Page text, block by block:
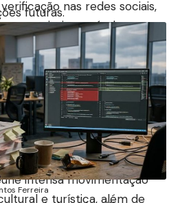
nas redes sociais,
a priorizar veículos
regional consolidada.
a credibilidade dos
o valor estratégico da
em
a demanda por
possui características
intensa movimentação
e turística, além de
futuras.
Ferreira